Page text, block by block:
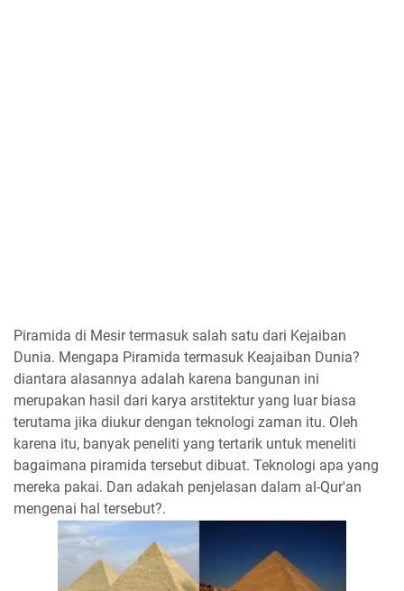
Piramida di Mesir termasuk salah satu dari Kejaiban
Dunia. Mengapa Piramida termasuk Keajaiban Dunia?
diantara alasannya adalah karena bangunan ini
merupakan hasil dari karya arstitektur yang luar biasa
terutama jika diukur dengan teknologi zaman itu. Oleh
karena itu, banyak peneliti yang tertarik untuk meneliti
bagaimana piramida tersebut dibuat. Teknologi apa yang
mereka pakai. Dan adakah penjelasan dalam al-Qur'an
mengenai hal tersebut?.